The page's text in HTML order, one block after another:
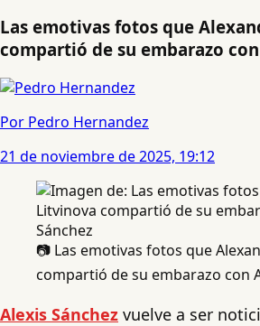
Las emotivas fotos que
compartió de su embarazo
Por Pedro Hernandez
21 de noviembre de 2025, 19:12
📷 Las emotivas fotos que
compartió de su embarazo con
Alexis Sánchez vuelve a ser